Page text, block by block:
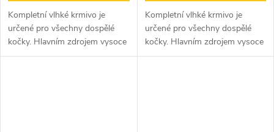
Kompletní vlhké krmivo je
určené pro všechny dospělé
kočky. Hlavním zdrojem vysoce
kvalitních bílkovin je plec...
Kompletní vlhké krmivo je
určené pro všechny dospělé
kočky. Hlavním zdrojem vysoce
kvalitních bílkovin...